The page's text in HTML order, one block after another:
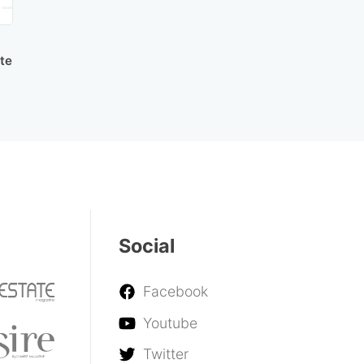
Social
Facebook
Youtube
Twitter